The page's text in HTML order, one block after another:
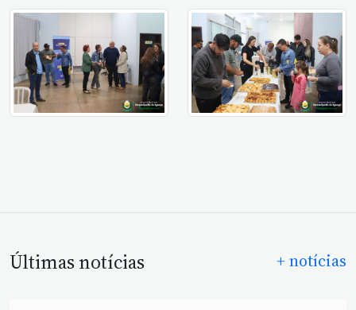
Últimas notícias + notícias